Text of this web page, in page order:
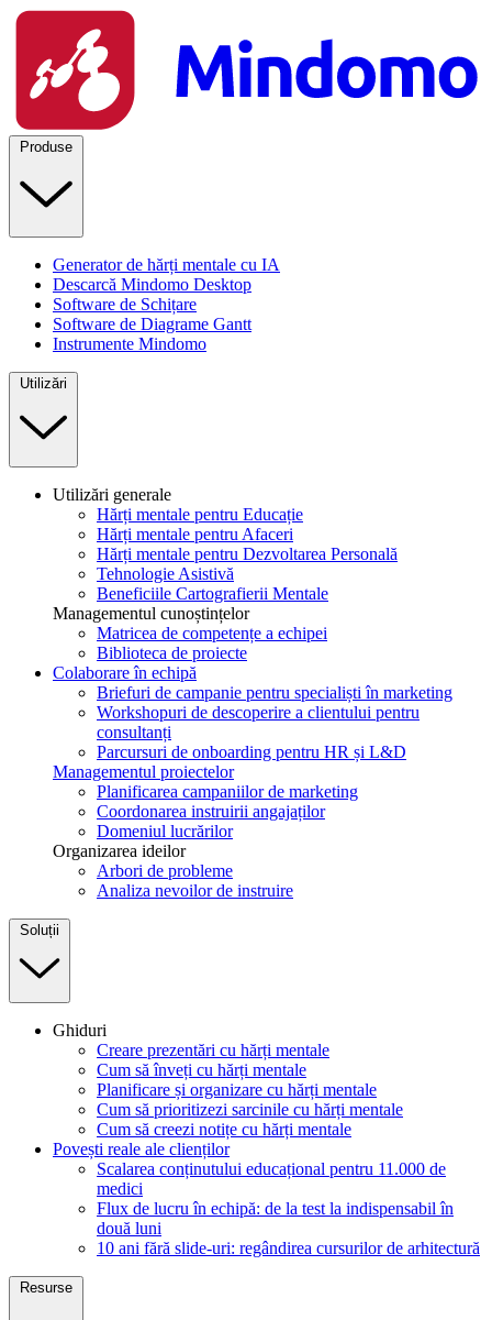
Produse
Generator de hărți mentale cu IA
Descarcă Mindomo Desktop
Software de Schițare
Software de Diagrame Gantt
Instrumente Mindomo
Utilizări
Utilizări generale
Hărți mentale pentru Educație
Hărți mentale pentru Afaceri
Hărți mentale pentru Dezvoltarea Personală
Tehnologie Asistivă
Beneficiile Cartografierii Mentale
Managementul cunoștințelor
Matricea de competențe a echipei
Biblioteca de proiecte
Colaborare în echipă
Briefuri de campanie pentru specialiști în marketing
Workshopuri de descoperire a clientului pentru
consultanți
Parcursuri de onboarding pentru HR și L&D
Managementul proiectelor
Planificarea campaniilor de marketing
Coordonarea instruirii angajaților
Domeniul lucrărilor
Organizarea ideilor
Arbori de probleme
Analiza nevoilor de instruire
Soluții
Ghiduri
Creare prezentări cu hărți mentale
Cum să înveți cu hărți mentale
Planificare și organizare cu hărți mentale
Cum să prioritizezi sarcinile cu hărți mentale
Cum să creezi notițe cu hărți mentale
Povești reale ale clienților
Scalarea conținutului educațional pentru 11.000 de
medici
Flux de lucru în echipă: de la test la indispensabil în
două luni
10 ani fără slide-uri: regândirea cursurilor de arhitectură
Resurse